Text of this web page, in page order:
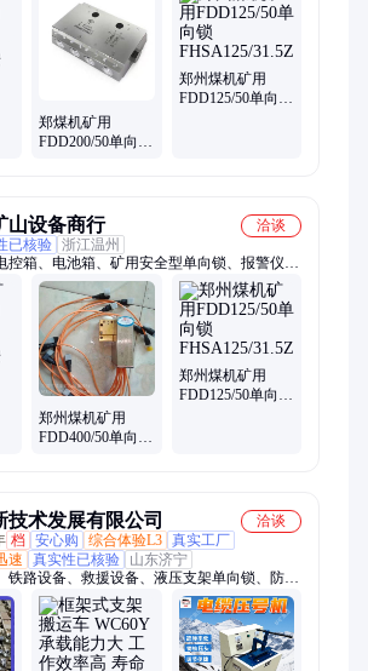
置、防爆电气、信号基台、监控分站、无线基
字通讯、稳压电源、组合扩音、通信终端、无
、传输接口
郑煤机矿用
FDD200/50单向锁
郑州煤机矿用
FDD125/50单向锁
山设备商行
洽谈
已核验 浙江温州
控箱、电池箱、矿用安全型单向锁、报警仪、
接口板、液压泵、人员卡、电开关、cou模
器、换向阀、操作台、断路阀、接线盒、保
测站、键盘板、摄像仪、截止阀、光端机、巡
郑州煤机矿用
FDD400/50单向锁
郑州煤机矿用
FDD125/50单向锁
技术发展有限公司
洽谈
档 安心购 综合体验L3 真实工厂
速 真实性已核验
山东济宁
铁路设备、救援设备、液压支架单向锁、防爆
工程机械